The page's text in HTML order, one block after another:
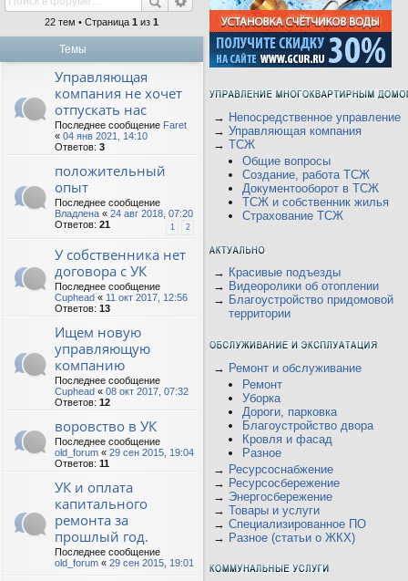
22 тем • Страница 1 из 1
Темы
Управляющая
компания не хочет
отпускать нас
Последнее сообщение Faret
« 04 янв 2021, 14:10
Ответов: 3
положительный
опыт
Последнее сообщение
Владлена « 24 авг 2018, 07:20
Ответов: 21 1 2
У собственника нет
договора с УК
Последнее сообщение
Cuphead « 11 окт 2017, 12:56
Ответов: 13
Ищем новую
управляющую
компанию
Последнее сообщение
Cuphead « 08 окт 2017, 07:32
Ответов: 12
воровство в УК
Последнее сообщение
old_forum « 29 сен 2015, 19:04
Ответов: 11
УК и оплата
капитального
ремонта за
прошлый год.
Последнее сообщение
old_forum « 29 сен 2015, 19:01
→ Непосредственное управление
→ Управляющая компания
→ ТСЖ
Общие вопросы
Создание, работа ТСЖ
Документооборот в ТСЖ
ТСЖ и собственник жилья
Страхование ТСЖ
→ Красивые подъезды
→ Видеоролики об отоплении
→ Благоустройство придомовой
территории
→ Ремонт и обслуживание
Ремонт
Уборка
Дороги, парковка
Благоустройство двора
Кровля и фасад
Разное
→ Ресурсоснабжение
→ Ресурсосбережение
→ Энергосбережение
→ Товары и услуги
→ Специализированное ПО
→ Разное (статьи о ЖКХ)